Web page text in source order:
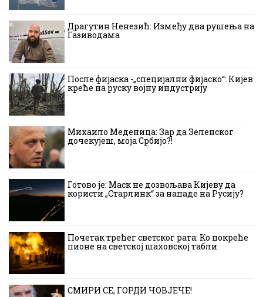
Драгутин Ненезић: Између два рушења на
Газиводама
После фијаска -„специјални фијаско“: Кијев
креће на руску војну индустрију
Михаило Меденица: Зар да Зеленског
дочекујеш, моја Србијо?!
Готово је: Маск не дозвољава Кијеву да
користи „Старлинк“ за нападе на Русију?
Почетак трећег светског рата: Ко покреће
пионе на светској шаховској табли
СМИРИ СЕ, ГОРДИ ЧОВЈЕЧЕ!